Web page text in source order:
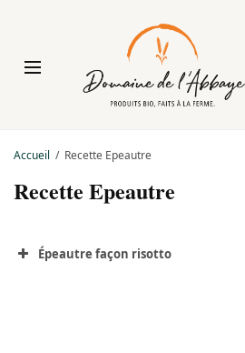
Accueil Recette Epeautre
Recette Epeautre
Épeautre façon risotto